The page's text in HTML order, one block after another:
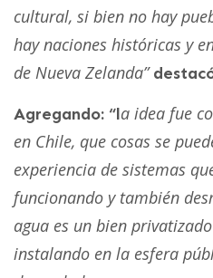
cultural, si bien no hay
hay naciones históricas y
de Nueva Zelanda”
Agregando: “la idea fue
en Chile, que cosas se
experiencia de sistemas
funcionando y también
agua es un bien
instalando en la esfera